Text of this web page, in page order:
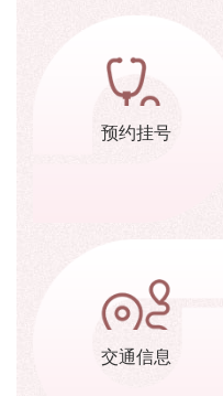
预约挂号
交通信息